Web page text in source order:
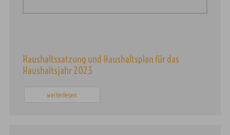
Haushaltssatzung und Haushaltsplan für das
Haushaltsjahr 2023
weiterlesen